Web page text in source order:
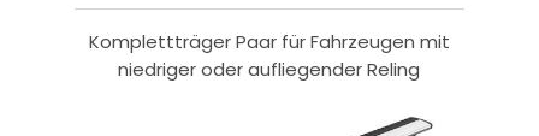
Komplettträger Paar für Fahrzeugen mit
niedriger oder aufliegender Reling